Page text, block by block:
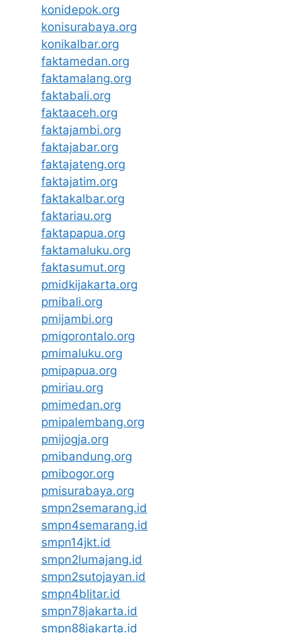
konidepok.org
konisurabaya.org
konikalbar.org
faktamedan.org
faktamalang.org
faktabali.org
faktaaceh.org
faktajambi.org
faktajabar.org
faktajateng.org
faktajatim.org
faktakalbar.org
faktariau.org
faktapapua.org
faktamaluku.org
faktasumut.org
pmidkijakarta.org
pmibali.org
pmijambi.org
pmigorontalo.org
pmimaluku.org
pmipapua.org
pmiriau.org
pmimedan.org
pmipalembang.org
pmijogja.org
pmibandung.org
pmibogor.org
pmisurabaya.org
smpn2semarang.id
smpn4semarang.id
smpn14jkt.id
smpn2lumajang.id
smpn2sutojayan.id
smpn4blitar.id
smpn78jakarta.id
smpn88jakarta.id